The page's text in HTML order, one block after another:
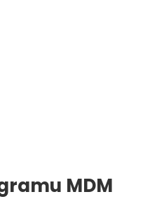
MDM